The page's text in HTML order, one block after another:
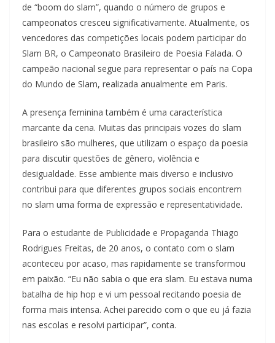
de “boom do slam”, quando o número de grupos e
campeonatos cresceu significativamente. Atualmente, os
vencedores das competições locais podem participar do
Slam BR, o Campeonato Brasileiro de Poesia Falada. O
campeão nacional segue para representar o país na Copa
do Mundo de Slam, realizada anualmente em Paris.
A presença feminina também é uma característica
marcante da cena. Muitas das principais vozes do slam
brasileiro são mulheres, que utilizam o espaço da poesia
para discutir questões de gênero, violência e
desigualdade. Esse ambiente mais diverso e inclusivo
contribui para que diferentes grupos sociais encontrem
no slam uma forma de expressão e representatividade.
Para o estudante de Publicidade e Propaganda Thiago
Rodrigues Freitas, de 20 anos, o contato com o slam
aconteceu por acaso, mas rapidamente se transformou
em paixão. “Eu não sabia o que era slam. Eu estava numa
batalha de hip hop e vi um pessoal recitando poesia de
forma mais intensa. Achei parecido com o que eu já fazia
nas escolas e resolvi participar”, conta.